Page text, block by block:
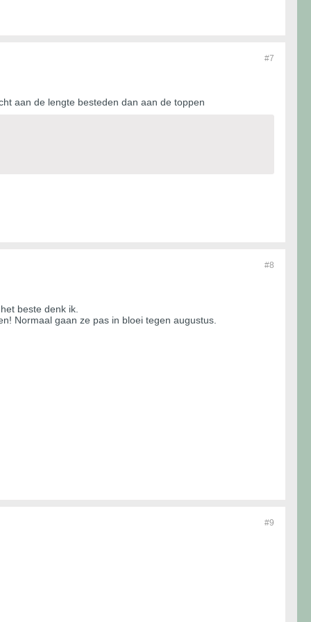
#7
aan de lengte besteden dan aan de toppen
#8
beste denk ik.
Normaal gaan ze pas in bloei tegen augustus.
#9